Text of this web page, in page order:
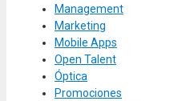
Management
Marketing
Mobile Apps
Open Talent
Óptica
Promociones